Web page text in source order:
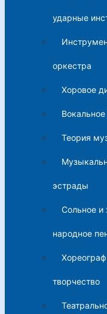
ударные
оркестра
Хоровое
Теория
эстрады
Сольное и
народное
творчество